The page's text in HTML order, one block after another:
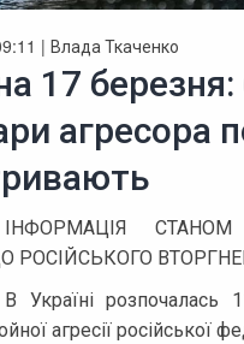
| Влада Ткаченко
17 березня:
агресора
РОСІЙСЬКОГО
Україні розпочалась
агресії російської